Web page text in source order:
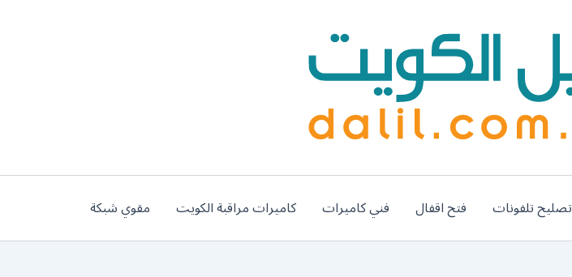
تصليح تلفونات فتح اقفال فني كاميرات كاميرات مراقبة الكويت مقوي شبكة